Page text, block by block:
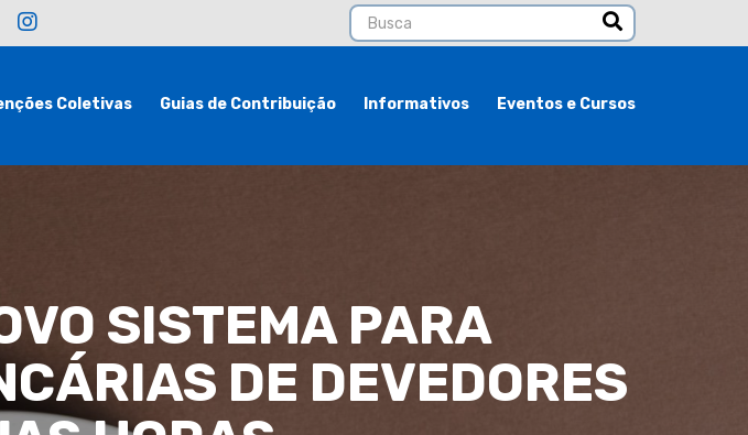
Coletivas Guias de Contribuição Informativos Eventos e Cursos
SISTEMA PARA
DE DEVEDORES